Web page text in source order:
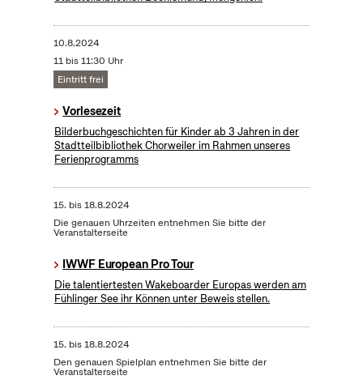
10.8.2024
11 bis 11:30 Uhr
Eintritt frei
Vorlesezeit
Bilderbuchgeschichten für Kinder ab 3 Jahren in der
Stadtteilbibliothek Chorweiler im Rahmen unseres
Ferienprogramms
15. bis18.8.2024
Die genauen Uhrzeiten entnehmen Sie bitte der
Veranstalterseite
IWWF European Pro Tour
Die talentiertesten Wakeboarder Europas werden am
Fühlinger See ihr Können unter Beweis stellen.
15. bis18.8.2024
Den genauen Spielplan entnehmen Sie bitte der
Veranstalterseite